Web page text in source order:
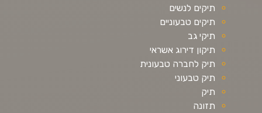
תיקים לנשים
תיקים טבעוניים
תיקי גב
תיקון דירוג אשראי
תיק לחברה טבעונית
תיק טבעוני
תיק
תזונה